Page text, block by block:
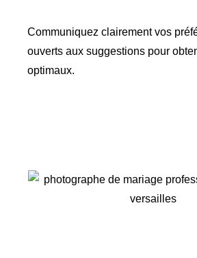
Communiquez clairement vos
ouverts aux suggestions pour
optimaux.